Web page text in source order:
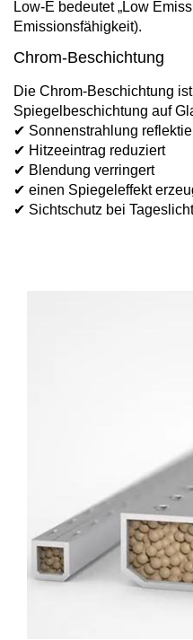
Low-E bedeutet „Low
Emissionsfähigkeit).
Chrom-Beschichtung
Die Chrom-Beschichtung
Spiegelbeschichtung auf
✔ Sonnenstrahlung
✔ Hitzeeintrag reduziert
✔ Blendung verringert
✔ einen Spiegeleffekt
✔ Sichtschutz bei